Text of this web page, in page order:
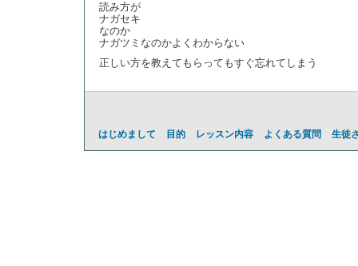
読み方が
ナガセキ
なのか
ナガツミなのかよくわからない
正しい方を教えてもらってもすぐ忘れてしまう
はじめまして 目的 レッスン内容 よくある質問 生徒